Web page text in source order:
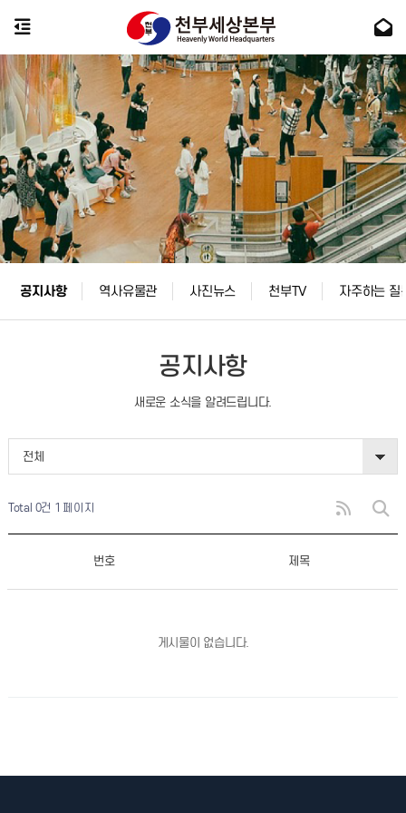
공지사항 역사유물관 사진뉴스 천부TV 자주하는 질
공지사항
새로운 소식을 알려드립니다.
전체
Total 0건 1 페이지
번호 제목
게시물이 없습니다.